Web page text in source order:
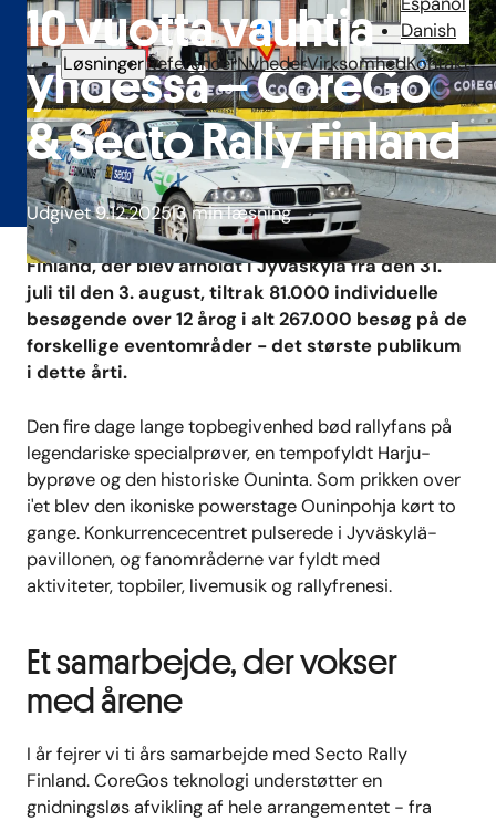
Danish
LøsningerReferencerNyhederVirksomhedKontakt
10 vuotta vauhtia
yhdessä – CoreGo
& Secto Rally Finland
Udgivet 9.12.20253 min læsning
Det finske verdensmesterskab i rally, Secto Rally
Finland, der blev afholdt i Jyväskylä fra den 31.
juli til den 3. august,tiltrak 81.000 individuelle
besøgende over 12 årog i alt 267.000 besøg på de
forskellige eventområder - det største publikum
i dette årti.
Den fire dage lange topbegivenhed bød rallyfans på
legendariske specialprøver, en tempofyldt Harju-
byprøve og den historiske Ouninta. Som prikken over
i'et blev den ikoniske powerstage Ouninpohja kørt to
gange. Konkurrencecentret pulserede i Jyväskylä-
pavillonen, og fanområderne var fyldt med
aktiviteter, topbiler, livemusik og rallyfrenesi.
Et samarbejde, der vokser
med årene
I år fejrer vi ti års samarbejde med Secto Rally
Finland. CoreGos teknologi understøtter en
gnidningsløs afvikling af hele arrangementet - fra